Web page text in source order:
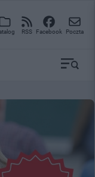
RSS Facebook Poczta